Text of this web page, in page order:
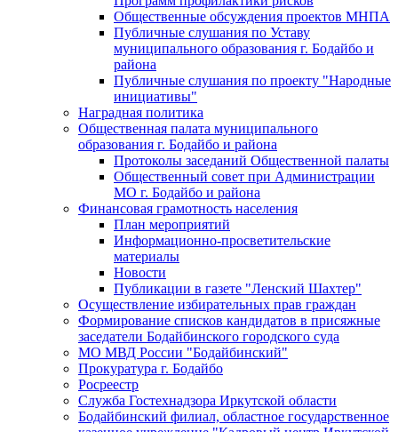
Общественные обсуждения проектов МНПА
Публичные слушания по Уставу
муниципального образования г. Бодайбо и
района
Публичные слушания по проекту "Народные
инициативы"
Наградная политика
Общественная палата муниципального
образования г. Бодайбо и района
Протоколы заседаний Общественной палаты
Общественный совет при Администрации
МО г. Бодайбо и района
Финансовая грамотность населения
План мероприятий
Информационно-просветительские
материалы
Новости
Публикации в газете "Ленский Шахтер"
Осуществление избирательных прав граждан
Формирование списков кандидатов в присяжные
заседатели Бодайбинского городского суда
МО МВД России "Бодайбинский"
Прокуратура г. Бодайбо
Росреестр
Служба Гостехнадзора Иркутской области
Бодайбинский филиал, областное государственное